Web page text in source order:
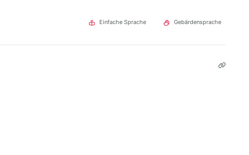
Einfache Sprache Gebärdensprache